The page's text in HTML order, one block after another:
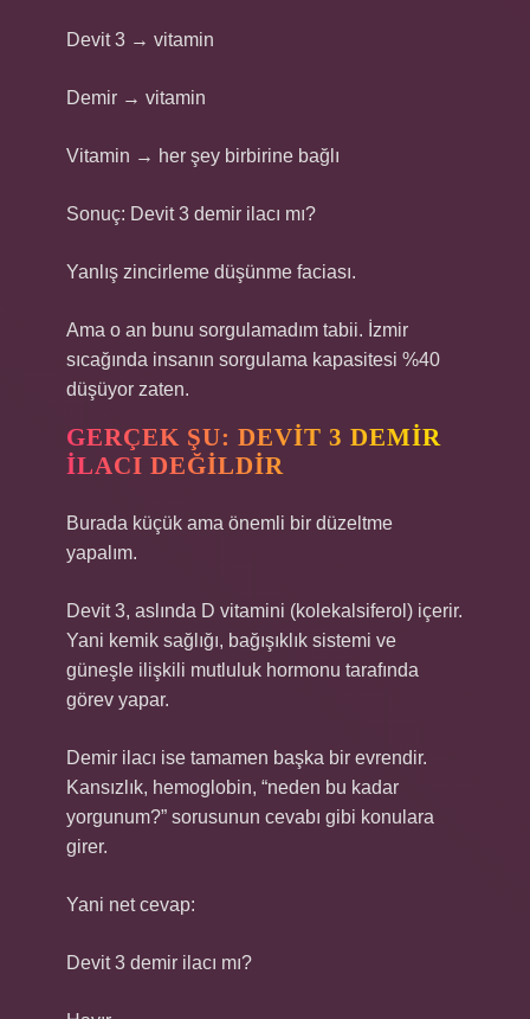
Devit 3 → vitamin
Demir → vitamin
Vitamin → her şey birbirine bağlı
Sonuç: Devit 3 demir ilacı mı?
Yanlış zincirleme düşünme faciası.
Ama o an bunu sorgulamadım tabii. İzmir
sıcağında insanın sorgulama kapasitesi %40
düşüyor zaten.
GERÇEK ŞU: DEVIT 3 DEMIR
ILACI DEĞILDIR
Burada küçük ama önemli bir düzeltme
yapalım.
Devit 3, aslında D vitamini (kolekalsiferol) içerir.
Yani kemik sağlığı, bağışıklık sistemi ve
güneşle ilişkili mutluluk hormonu tarafında
görev yapar.
Demir ilacı ise tamamen başka bir evrendir.
Kansızlık, hemoglobin, “neden bu kadar
yorgunum?” sorusunun cevabı gibi konulara
girer.
Yani net cevap:
Devit 3 demir ilacı mı?